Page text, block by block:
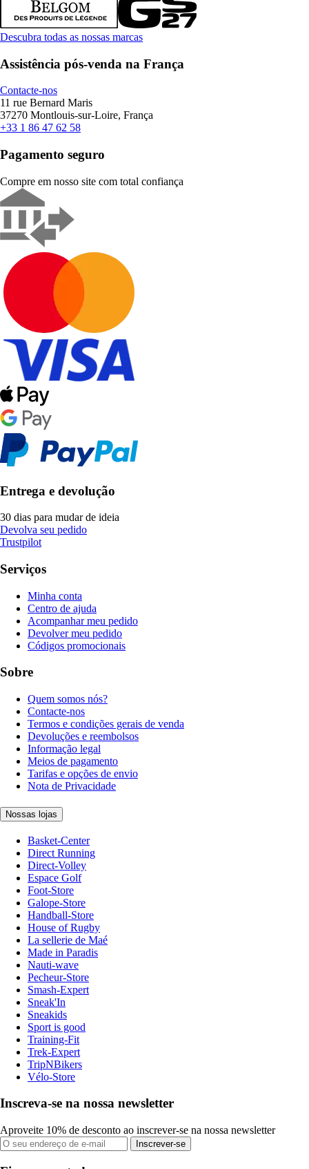
Descubra todas as nossas marcas
Assistência pós-venda na França
Contacte-nos
11 rue Bernard Maris
37270 Montlouis-sur-Loire, França
+33 1 86 47 62 58
Pagamento seguro
Compre em nosso site com total confiança
Entrega e devolução
30 dias para mudar de ideia
Devolva seu pedido
Trustpilot
Serviços
Minha conta
Centro de ajuda
Acompanhar meu pedido
Devolver meu pedido
Códigos promocionais
Sobre
Quem somos nós?
Contacte-nos
Termos e condições gerais de venda
Devoluções e reembolsos
Informação legal
Meios de pagamento
Tarifas e opções de envio
Nota de Privacidade
Nossas lojas
Basket-Center
Direct Running
Direct-Volley
Espace Golf
Foot-Store
Galope-Store
Handball-Store
House of Rugby
La sellerie de Maé
Made in Paradis
Nauti-wave
Pecheur-Store
Smash-Expert
Sneak'In
Sneakids
Sport is good
Training-Fit
Trek-Expert
TripNBikers
Vélo-Store
Inscreva-se na nossa newsletter
Aproveite 10% de desconto ao inscrever-se na nossa newsletter
Inscrever-se